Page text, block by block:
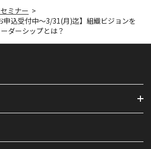
ミナー >
申込受付中～3/31(月)迄】組織ビジョンを
ダーシップとは？